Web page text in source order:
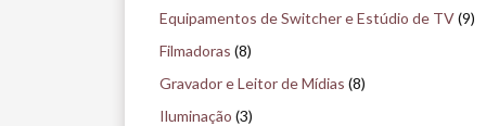
Equipamentos de Switcher e Estúdio de TV(9)
Filmadoras (8)
Gravador e Leitor de Mídias (8)
Iluminação (3)